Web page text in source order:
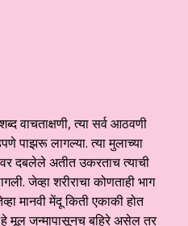
वाचताक्षणी, त्या सर्व आठवणी
पाझरू लागल्या. त्या मुलाच्या
दबलेले अतीत उकरताच त्याची
जेव्हा शरीराचा कोणताही भाग
मानवी मेंदू किती एकाकी होत
मूल जन्मापासूनच बहिरे असेल तर